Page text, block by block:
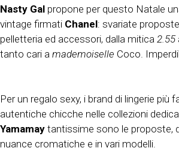
Nasty Gal propone per questo Natale
vintage firmati Chanel: svariate
pelletteria ed accessori, dalla mitica 2.55
tanto cari a mademoiselle Coco.
Per un regalo sexy, i brand di lingerie più
autentiche chicche nelle collezioni
Yamamay tantissime sono le proposte,
nuance cromatiche e in vari modelli.